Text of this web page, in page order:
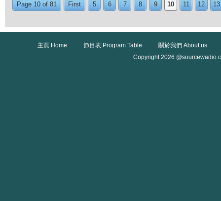
Page 10 of 81 First 5 6 7 8 9 10 11 12 13
主頁 Home 節目表 Program Table
關於我們 About us
Copyright 2026